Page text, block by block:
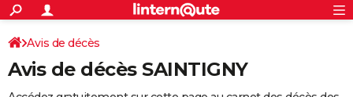
ACTUALITÉS
Politique
Société
Faits Divers
Education
Monde
Villes
+
SPORT
Coupe du monde 2026
Football
Tennis
Cyclisme
Rugby
Forum
Avis de décès
Avis de décès SAINTIGNY